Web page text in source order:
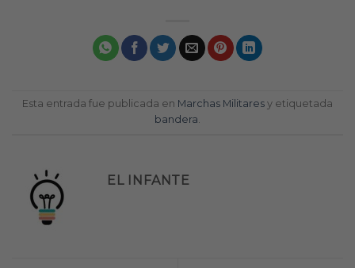
Esta entrada fue publicada en Marchas Militares y etiquetada
bandera.
EL INFANTE